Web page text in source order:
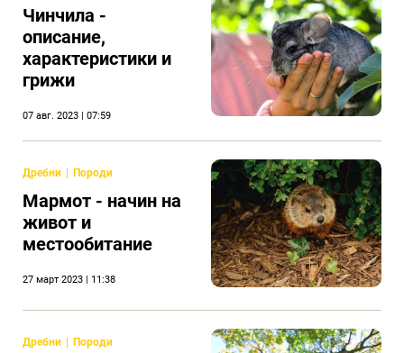
Чинчила -
описание,
характеристики и
грижи
07 авг. 2023 | 07:59
Дребни Породи
Mармот - начин на
живот и
местообитание
27 март 2023 | 11:38
Дребни Породи